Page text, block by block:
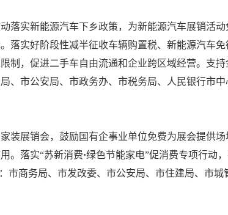
落实新能源汽车下乡政策，为新能源汽车展销活
落实好阶段性减半征收车辆购置税、新能源汽车
制，促进二手车自由流通和企业跨区域经营。支
、市公安局、市政务办、市税务局、人民银行市
装展销会，鼓励国有企事业单位免费为展会提供场
。落实“苏新消费·绿色节能家电”促消费专项行动
市商务局、市发改委、市公安局、市住建局、市城